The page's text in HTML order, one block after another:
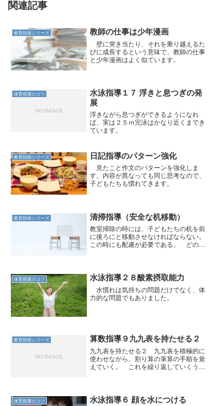
関連記事
教育技術シリーズ 教師の仕事は少年漫画
壁に突き当たり、それを乗り越えるた
びに成長するという意味で、教師の仕事
と少年漫画はよく似ています。
体育授業のコツ
水泳指導１７ 浮きと息つぎの発
展
浮きながら息つぎができるようになれ
ば、実は２５ｍ完泳はかなり近くまでき
ています。
教育技術シリーズ 日記指導のパターン強化
見たこと作文のパターンを強化しま
す。内容が異なっても同じ思考なので、
子どもたちも慣れてきます。
教育技術シリーズ 清掃指導（安全な机移動）
教室掃除の時には、子どもたちの机を前
に後ろにと移動させなければならない。
この時にも配慮が必要である。 どの学
方をするのは教師の指導が入っ...
体育授業のコツ 水泳指導２８酸素摂取能力
水慣れは気持ちの問題だけでなく、体
力的な問題でもありました。
教育技術シリーズ 算数指導９九九表を持たせる２
九九表を持たせる２ 九九表を積極的に
使わせながら、割り算の筆算の手順を覚
えていく。 これを繰り返していくうち
個々の単独の技術も習得して...
体育授業のコツ 水泳指導６ 顔を水につける